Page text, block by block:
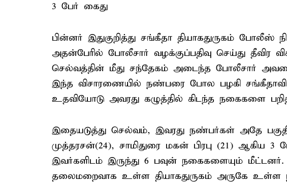
3 பேர் கைது
பின்னர் இதுகுறித்து சங்கீதா தியாகதுருகம் போலீஸ்
அதன்பேரில் போலீசார் வழக்குப்பதிவு செய்து தீவிர
செல்வத்தின் மீது சந்தேகம் அடைந்த போலீசார் அவரை
இந்த விசாரணையில் நண்பரை போல பழகி
உதவியோடு அவரது கழுத்தில் கிடந்த நகைகளை
இதையடுத்து செல்வம், இவரது நண்பர்கள் அதே
முத்தரசன்(24), சாமிதுரை மகன் பிரபு (21) ஆகிய
இவர்களிடம் இருந்து 6 பவுன் நகைகளையும்
தலைமறைவாக உள்ள தியாகதுருகம் அருகே உள்ள